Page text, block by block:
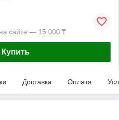
сайте — 15 000 ₸
Купить
Доставка Оплата